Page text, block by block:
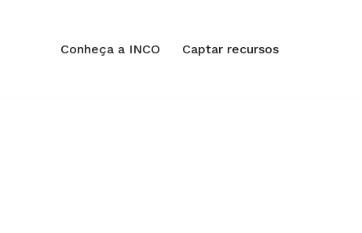
Conheça a INCO Captar recursos